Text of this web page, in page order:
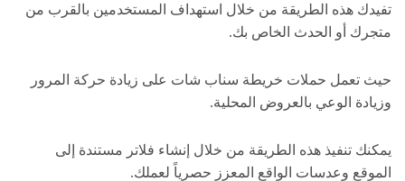
تفيدك هذه الطريقة من خلال استهداف المستخدمين بالقرب من
متجرك أو الحدث الخاص بك.
حيث تعمل حملات خريطة سناب شات على زيادة حركة المرور
وزيادة الوعي بالعروض المحلية.
يمكنك تنفيذ هذه الطريقة من خلال إنشاء فلاتر مستندة إلى
الموقع وعدسات الواقع المعزز حصرياً لعملك.